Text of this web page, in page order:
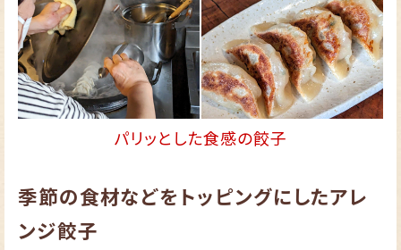
パリッとした食感の餃子
季節の食材などをトッピングにしたアレ
ンジ餃子